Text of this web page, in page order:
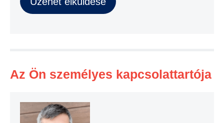
Az Ön személyes kapcsolattartója